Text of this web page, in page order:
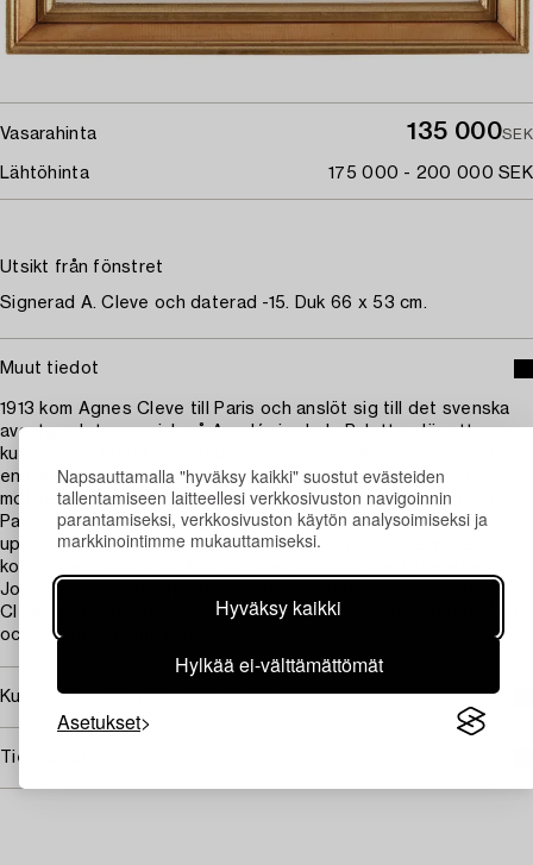
Napsauttamalla "hyväksy kaikki" suostut evästeiden
tallentamiseen laitteellesi verkkosivuston navigoinnin
parantamiseksi, verkkosivuston käytön analysoimiseksi ja
markkinointimme mukauttamiseksi.
Hyväksy kaikki
Hylkää ei-välttämättömät
Asetukset
Vasarahinta 135 000SEK
Lähtöhinta 175 000 - 200 000 SEK
Utsikt från fönstret
Signerad A. Cleve och daterad -15. Duk 66 x 53 cm.
Muut tiedot
1913 kom Agnes Cleve till Paris och anslöt sig till det svenska
avantgardet som gick på Académie de la Palette, där ett
kubistiskt bildtänkande rådde. Läraren Le Fauconnier stod för
en mer modest kubistisk ståndpunkt, där kontakten med
motivet fortfarande var tydlig, till skillnad från konstnärer som
Pablo Picasso och George Braque som sökte lämna det
uppenbart figurativa. I Paris mötte hon sin blivande make,
konstnären John Jon-And och blev nära vän med svensken
John Sten, som tidigt anammat det kubistiska i Paris. Agnes
Cleve befinner sig 1915 mitt i livet, hon gifter sig med Jon-And
och sonen Per-Erik föds.
Kuuluu jälleenmyyntikorvauksen piiriin
Tietoa ostamisesta